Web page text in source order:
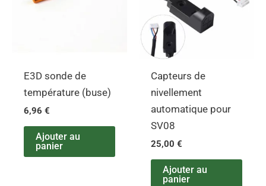
E3D sonde de
température (buse)
6,96€
Ajouter au
panier
Capteurs de
nivellement
automatique pour
SV08
25,00€
Ajouter au
panier